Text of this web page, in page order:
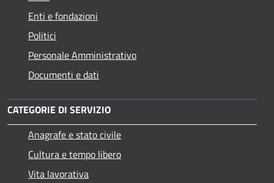
Enti e fondazioni
Politici
Personale Amministrativo
Documenti e dati
CATEGORIE DI SERVIZIO
Anagrafe e stato civile
Cultura e tempo libero
Vita lavorativa